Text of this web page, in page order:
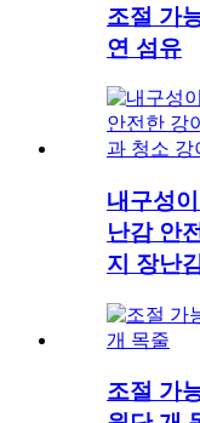
조절 가
연 섬유
내구성
난감 안
지 장난
조절 가